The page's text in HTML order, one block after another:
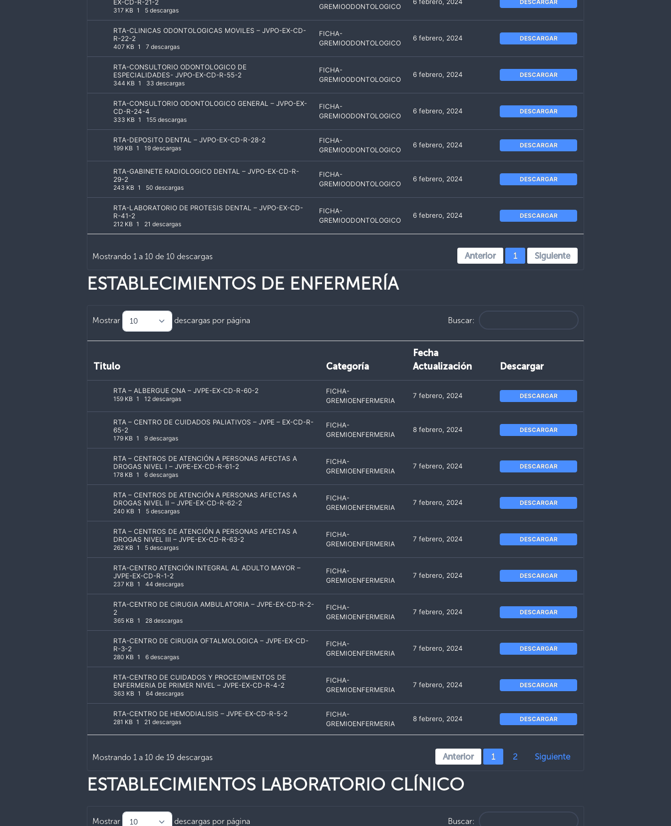
EX-CD-R-21-2
317 KB 1 5 descargas
GREMIOODONTOLOGICO
DESCARGAR
RTA-CLINICAS ODONTOLOGICAS MOVILES – JVPO-EX-CD-
R-22-2
407 KB 1 7 descargas
FICHA-
GREMIOODONTOLOGICO
6 febrero, 2024 DESCARGAR
RTA-CONSULTORIO ODONTOLOGICO DE
ESPECIALIDADES- JVPO-EX-CD-R-55-2
344 KB 1 33 descargas
FICHA-
GREMIOODONTOLOGICO
6 febrero, 2024 DESCARGAR
RTA-CONSULTORIO ODONTOLOGICO GENERAL – JVPO-EX-
CD-R-24-4
333 KB 1 155 descargas
FICHA-
GREMIOODONTOLOGICO
6 febrero, 2024 DESCARGAR
RTA-DEPOSITO DENTAL – JVPO-EX-CD-R-28-2
199 KB 1 19 descargas
FICHA-
GREMIOODONTOLOGICO
6 febrero, 2024 DESCARGAR
RTA-GABINETE RADIOLOGICO DENTAL – JVPO-EX-CD-R-
29-2
243 KB 1 50 descargas
FICHA-
GREMIOODONTOLOGICO
6 febrero, 2024 DESCARGAR
RTA-LABORATORIO DE PROTESIS DENTAL – JVPO-EX-CD-
R-41-2
212 KB 1 21 descargas
FICHA-
GREMIOODONTOLOGICO
6 febrero, 2024 DESCARGAR
Mostrando 1 a 10 de 10 descargas Anterior 1 Siguiente
ESTABLECIMIENTOS DE ENFERMERÍA
Mostrar descargas por página Buscar:
Titulo Categoría
Fecha
Actualización
Descargar
RTA – ALBERGUE CNA – JVPE-EX-CD-R-60-2
159 KB 1 12 descargas
FICHA-
GREMIOENFERMERIA
7 febrero, 2024 DESCARGAR
RTA – CENTRO DE CUIDADOS PALIATIVOS – JVPE – EX-CD-R-
65-2
179 KB 1 9 descargas
FICHA-
GREMIOENFERMERIA
8 febrero, 2024 DESCARGAR
RTA – CENTROS DE ATENCIÓN A PERSONAS AFECTAS A
DROGAS NIVEL I – JVPE-EX-CD-R-61-2
178 KB 1 6 descargas
FICHA-
GREMIOENFERMERIA
7 febrero, 2024 DESCARGAR
RTA – CENTROS DE ATENCIÓN A PERSONAS AFECTAS A
DROGAS NIVEL II – JVPE-EX-CD-R-62-2
240 KB 1 5 descargas
FICHA-
GREMIOENFERMERIA
7 febrero, 2024 DESCARGAR
RTA – CENTROS DE ATENCIÓN A PERSONAS AFECTAS A
DROGAS NIVEL III – JVPE-EX-CD-R-63-2
262 KB 1 5 descargas
FICHA-
GREMIOENFERMERIA
7 febrero, 2024 DESCARGAR
RTA-CENTRO ATENCIÓN INTEGRAL AL ADULTO MAYOR –
JVPE-EX-CD-R-1-2
237 KB 1 44 descargas
FICHA-
GREMIOENFERMERIA
7 febrero, 2024 DESCARGAR
RTA-CENTRO DE CIRUGIA AMBULATORIA – JVPE-EX-CD-R-2-
2
365 KB 1 28 descargas
FICHA-
GREMIOENFERMERIA
7 febrero, 2024 DESCARGAR
RTA-CENTRO DE CIRUGIA OFTALMOLOGICA – JVPE-EX-CD-
R-3-2
280 KB 1 6 descargas
FICHA-
GREMIOENFERMERIA
7 febrero, 2024 DESCARGAR
RTA-CENTRO DE CUIDADOS Y PROCEDIMIENTOS DE
ENFERMERIA DE PRIMER NIVEL – JVPE-EX-CD-R-4-2
363 KB 1 64 descargas
FICHA-
GREMIOENFERMERIA
7 febrero, 2024 DESCARGAR
RTA-CENTRO DE HEMODIALISIS – JVPE-EX-CD-R-5-2
281 KB 1 21 descargas
FICHA-
GREMIOENFERMERIA
8 febrero, 2024 DESCARGAR
Mostrando 1 a 10 de 19 descargas Anterior 1 2 Siguiente
ESTABLECIMIENTOS LABORATORIO CLÍNICO
Mostrar descargas por página Buscar: